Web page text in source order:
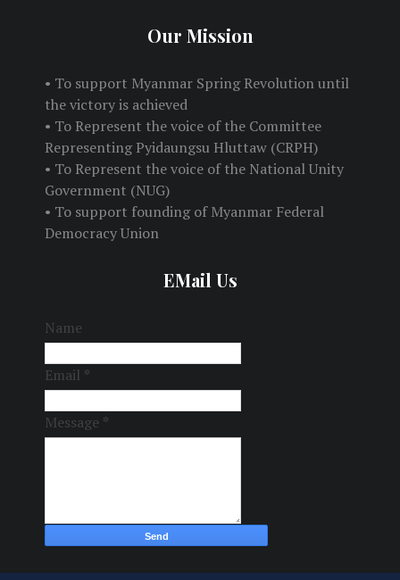
Our Mission
• To support Myanmar Spring Revolution until
the victory is achieved
• To Represent the voice of the Committee
Representing Pyidaungsu Hluttaw (CRPH)
• To Represent the voice of the National Unity
Government (NUG)
• To support founding of Myanmar Federal
Democracy Union
EMail Us
Name
Email *
Message *